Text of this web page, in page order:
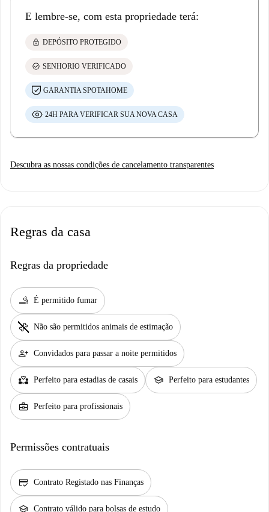
E lembre-se, com esta propriedade terá:
lock DEPÓSITO PROTEGIDO
check_circle SENHORIO VERIFICADO
GARANTIA SPOTAHOME
24H PARA VERIFICAR SUA NOVA CASA
Descubra as nossas condições de cancelamento transparentes
Regras da casa
Regras da propriedade
smoking_rooms É permitido fumar
pet_supplies Não são permitidos animais de estimação
person_add Convidados para passar a noite permitidos
partner_heart Perfeito para estadias de casais school Perfeito para estudantes
business_center Perfeito para profissionais
Permissões contratuais
credit_score Contrato Registado nas Finanças
school Contrato válido para bolsas de estudo